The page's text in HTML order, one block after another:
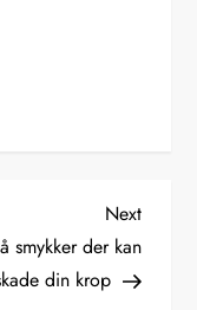
Next
Post
Next
smykker der kan
din krop